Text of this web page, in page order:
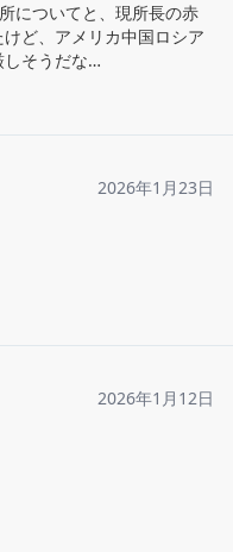
についてと、現所長の赤
ど、アメリカ中国ロシア
しそうだな…
2026年1月23日
2026年1月12日